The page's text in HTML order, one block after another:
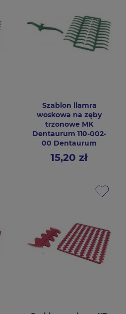
Szablon llamra
woskowa na zęby
trzonowe MK
Dentaurum 110-002-
00 Dentaurum
15,20 zł